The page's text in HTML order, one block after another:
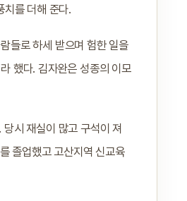
치를 더해 준다.
들로 하세 받으며 험한 일을
했다. 김자완은 성종의 이모
시 재실이 많고 구석이 져
졸업했고 고산지역 신교육